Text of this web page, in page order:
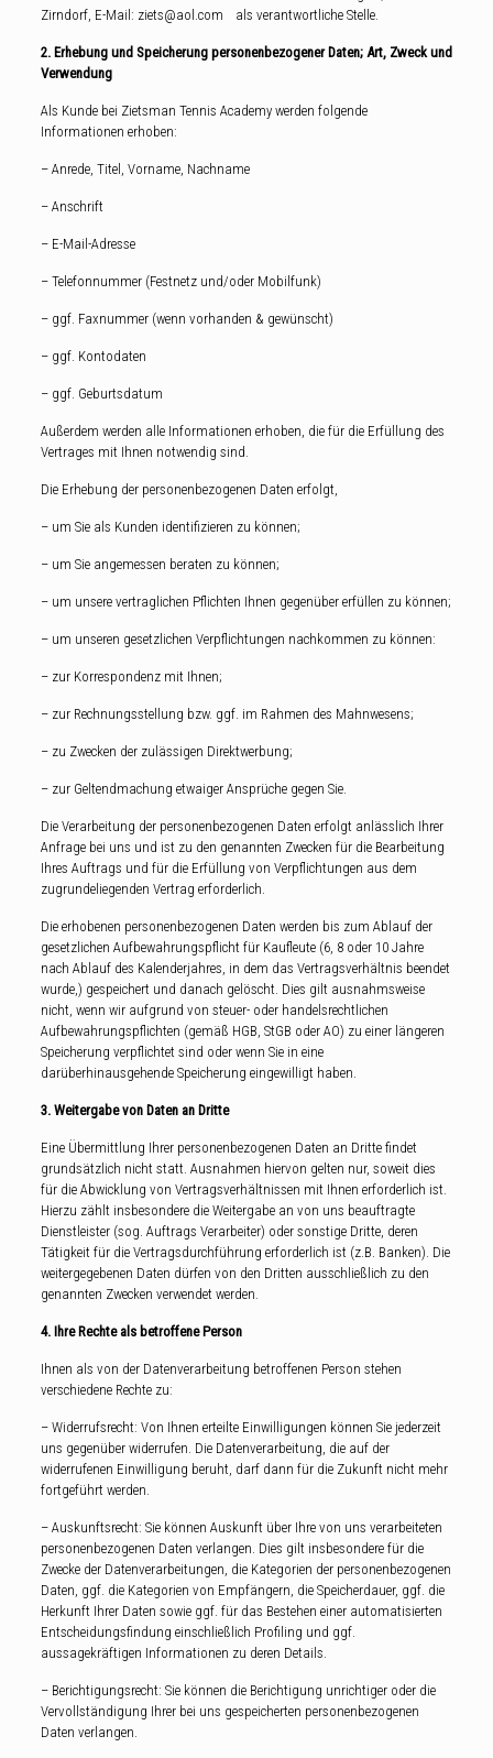
Zirndorf, E-Mail: ziets@aol.com als verantwortliche Stelle.
2. Erhebung und Speicherung personenbezogener Daten; Art, Zweck und
Verwendung
Als Kunde bei Zietsman Tennis Academy werden folgende
Informationen erhoben:
– Anrede, Titel, Vorname, Nachname
– Anschrift
– E-Mail-Adresse
– Telefonnummer (Festnetz und/oder Mobilfunk)
– ggf. Faxnummer (wenn vorhanden & gewünscht)
– ggf. Kontodaten
– ggf. Geburtsdatum
Außerdem werden alle Informationen erhoben, die für die Erfüllung des
Vertrages mit Ihnen notwendig sind.
Die Erhebung der personenbezogenen Daten erfolgt,
– um Sie als Kunden identifizieren zu können;
– um Sie angemessen beraten zu können;
– um unsere vertraglichen Pflichten Ihnen gegenüber erfüllen zu können;
– um unseren gesetzlichen Verpflichtungen nachkommen zu können:
– zur Korrespondenz mit Ihnen;
– zur Rechnungsstellung bzw. ggf. im Rahmen des Mahnwesens;
– zu Zwecken der zulässigen Direktwerbung;
– zur Geltendmachung etwaiger Ansprüche gegen Sie.
Die Verarbeitung der personenbezogenen Daten erfolgt anlässlich Ihrer
Anfrage bei uns und ist zu den genannten Zwecken für die Bearbeitung
Ihres Auftrags und für die Erfüllung von Verpflichtungen aus dem
zugrundeliegenden Vertrag erforderlich.
Die erhobenen personenbezogenen Daten werden bis zum Ablauf der
gesetzlichen Aufbewahrungspflicht für Kaufleute (6, 8 oder 10 Jahre
nach Ablauf des Kalenderjahres, in dem das Vertragsverhältnis beendet
wurde,) gespeichert und danach gelöscht. Dies gilt ausnahmsweise
nicht, wenn wir aufgrund von steuer- oder handelsrechtlichen
Aufbewahrungspflichten (gemäß HGB, StGB oder AO) zu einer längeren
Speicherung verpflichtet sind oder wenn Sie in eine
darüberhinausgehende Speicherung eingewilligt haben.
3. Weitergabe von Daten an Dritte
Eine Übermittlung Ihrer personenbezogenen Daten an Dritte findet
grundsätzlich nicht statt. Ausnahmen hiervon gelten nur, soweit dies
für die Abwicklung von Vertragsverhältnissen mit Ihnen erforderlich ist.
Hierzu zählt insbesondere die Weitergabe an von uns beauftragte
Dienstleister (sog. Auftrags Verarbeiter) oder sonstige Dritte, deren
Tätigkeit für die Vertragsdurchführung erforderlich ist (z.B. Banken). Die
weitergegebenen Daten dürfen von den Dritten ausschließlich zu den
genannten Zwecken verwendet werden.
4. Ihre Rechte als betroffene Person
Ihnen als von der Datenverarbeitung betroffenen Person stehen
verschiedene Rechte zu:
– Widerrufsrecht: Von Ihnen erteilte Einwilligungen können Sie jederzeit
uns gegenüber widerrufen. Die Datenverarbeitung, die auf der
widerrufenen Einwilligung beruht, darf dann für die Zukunft nicht mehr
fortgeführt werden.
– Auskunftsrecht: Sie können Auskunft über Ihre von uns verarbeiteten
personenbezogenen Daten verlangen. Dies gilt insbesondere für die
Zwecke der Datenverarbeitungen, die Kategorien der personenbezogenen
Daten, ggf. die Kategorien von Empfängern, die Speicherdauer, ggf. die
Herkunft Ihrer Daten sowie ggf. für das Bestehen einer automatisierten
Entscheidungsfindung einschließlich Profiling und ggf.
aussagekräftigen Informationen zu deren Details.
– Berichtigungsrecht: Sie können die Berichtigung unrichtiger oder die
Vervollständigung Ihrer bei uns gespeicherten personenbezogenen
Daten verlangen.